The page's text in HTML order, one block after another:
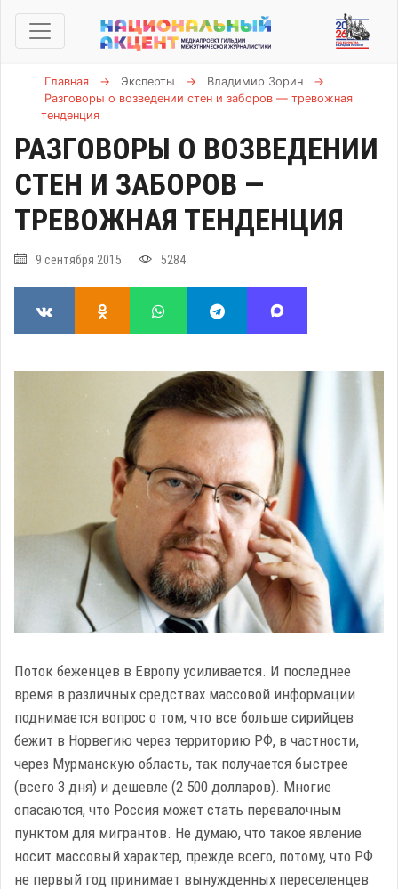
Главная → Эксперты → Владимир Зорин
→
Разговоры о возведении стен и заборов — тревожная
тенденция
РАЗГОВОРЫ О ВОЗВЕДЕНИИ
СТЕН И ЗАБОРОВ —
ТРЕВОЖНАЯ ТЕНДЕНЦИЯ
9 сентября 2015 5284
Поток беженцев в Европу усиливается. И последнее
время в различных средствах массовой информации
поднимается вопрос о том, что все больше сирийцев
бежит в Норвегию через территорию РФ, в частности,
через Мурманскую область, так получается быстрее
(всего 3 дня) и дешевле (2 500 долларов). Многие
опасаются, что Россия может стать перевалочным
пунктом для мигрантов. Не думаю, что такое явление
носит массовый характер, прежде всего, потому, что РФ
не первый год принимает вынужденных переселенцев